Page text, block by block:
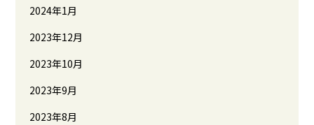
2024年1月
2023年12月
2023年10月
2023年9月
2023年8月